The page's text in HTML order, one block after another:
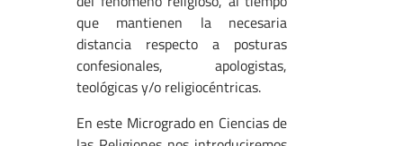
que mantienen la necesaria
distancia respecto a posturas
confesionales, apologistas,
teológicas y/o religiocéntricas.
En este Microgrado en Ciencias de